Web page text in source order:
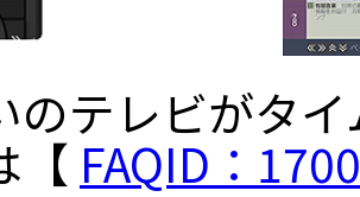
テレビがタ
【 FAQID：